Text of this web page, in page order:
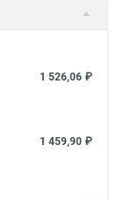
1 526,06 ₽
1 459,90 ₽